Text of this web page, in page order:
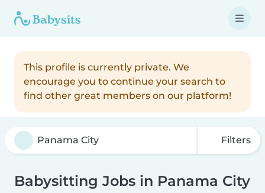
This profile is currently private. We
encourage you to continue your search to
find other great members on our platform!
Filters
Babysitting Jobs in Panama City